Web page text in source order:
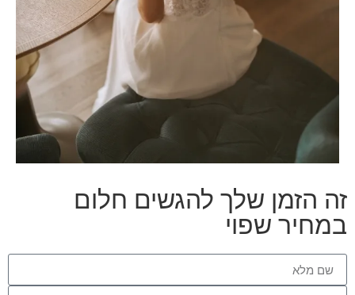
זה הזמן שלך להגשים חלום
במחיר שפוי